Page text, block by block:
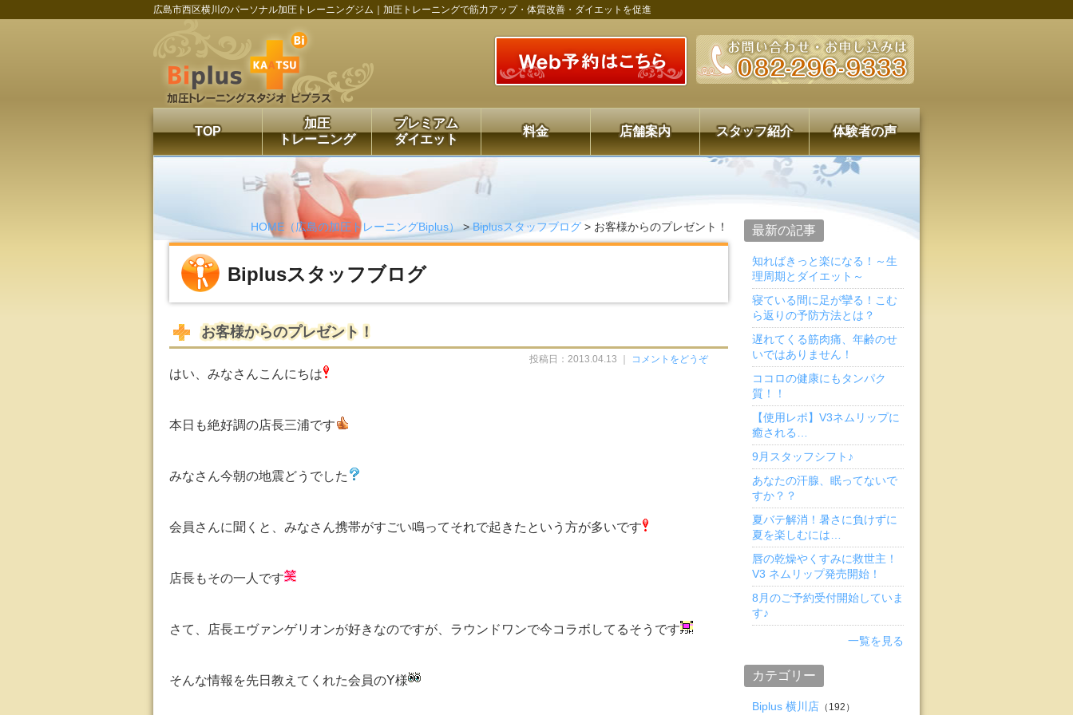
広島市西区横川のパーソナル加圧トレーニングジム｜加圧トレーニングで筋力アップ・体質改善・ダイエットを促進
TOP
加圧
トレーニング
プレミアム
ダイエット
料金 店舗案内 スタッフ紹介 体験者の声
HOME（広島の加圧トレーニングBiplus）>Biplusスタッフブログ > お客様からのプレゼント！
Biplusスタッフブログ
お客様からのプレゼント！
投稿日：2013.04.13 ｜ コメントをどうぞ
はい、みなさんこんにちは
本日も絶好調の店長三浦です
みなさん今朝の地震どうでした
会員さんに聞くと、みなさん携帯がすごい鳴ってそれで起きたという方が多いです
店長もその一人です
さて、店長エヴァンゲリオンが好きなのですが、ラウンドワンで今コラボしてるそうです
そんな情報を先日教えてくれた会員のY様
最新の記事
知ればきっと楽になる！～生
理周期とダイエット～
寝ている間に足が攣る！こむ
ら返りの予防方法とは？
遅れてくる筋肉痛、年齢のせ
いではありません！
ココロの健康にもタンパク
質！！
【使用レポ】V3ネムリップに
癒される…
9月スタッフシフト♪
あなたの汗腺、眠ってないで
すか？？
夏バテ解消！暑さに負けずに
夏を楽しむには…
唇の乾燥やくすみに救世主！
V3 ネムリップ発売開始！
8月のご予約受付開始していま
す♪
一覧を見る
カテゴリー
Biplus 横川店 （192）